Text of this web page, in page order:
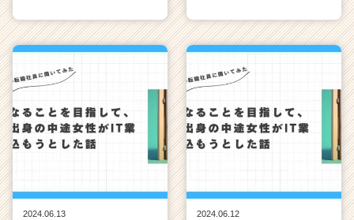
2024.06.13
2024.06.12